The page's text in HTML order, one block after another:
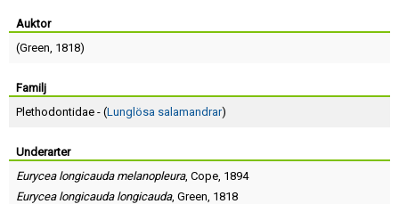
Auktor
(Green, 1818)
Familj
Plethodontidae - (Lunglösa salamandrar)
Underarter
Eurycea longicauda melanopleura, Cope, 1894
Eurycea longicauda longicauda, Green, 1818
Terms of Service
Skapa konto